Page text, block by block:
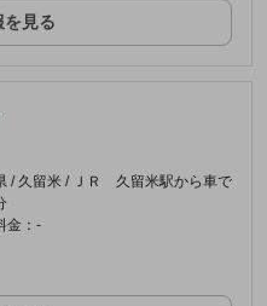
を見る
/ 久留米 / ＪＲ 久留米駅から車で
金：-